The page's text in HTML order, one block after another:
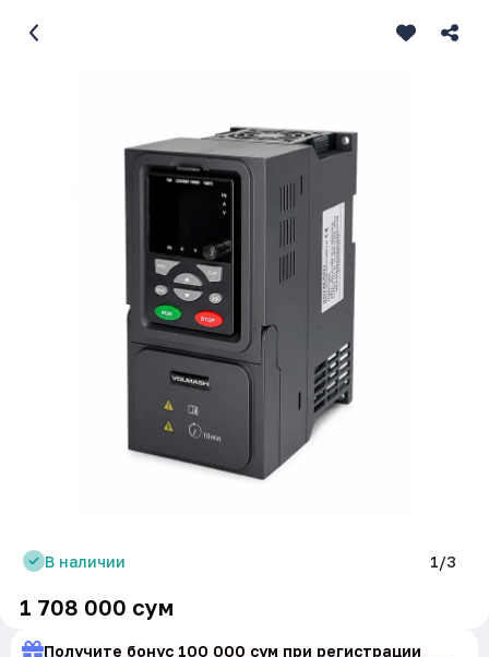
В наличии 1/3
1 708 000 сум
Получите бонус 100 000 сум при регистрации